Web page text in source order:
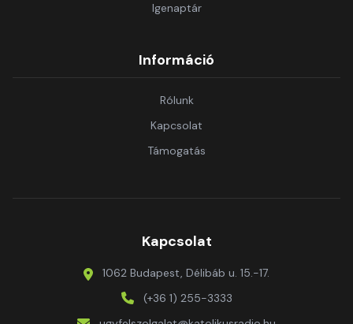
Igenaptár
Információ
Rólunk
Kapcsolat
Támogatás
Kapcsolat
1062 Budapest, Délibáb u. 15.-17.
(+36 1) 255-3333